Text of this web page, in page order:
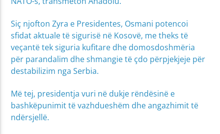
Siç njofton Zyra e Presidentes, Osmani potencoi
sfidat aktuale të sigurisë në Kosovë, me theks të
veçantë tek siguria kufitare dhe domosdoshmëria
për parandalim dhe shmangie të çdo përpjekjeje për
destabilizim nga Serbia.
Më tej, presidentja vuri në dukje rëndësinë e
bashkëpunimit të vazhdueshëm dhe angazhimit të
ndërsjellë.